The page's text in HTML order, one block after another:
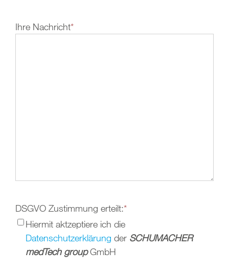
Ihre Nachricht*
DSGVO Zustimmung erteilt:*
Hiermit aktzeptiere ich die
Datenschutzerklärung der SCHUMACHER
medTech groupGmbH